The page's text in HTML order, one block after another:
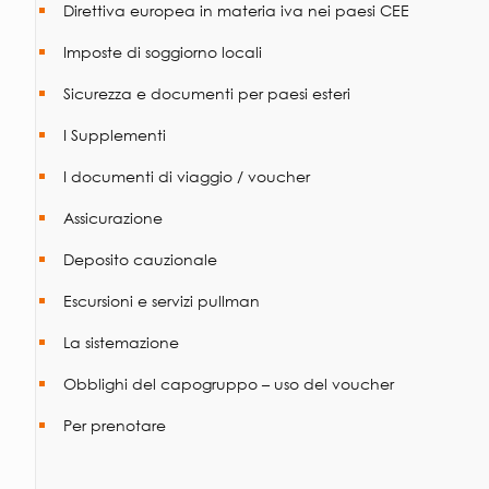
Direttiva europea in materia iva nei paesi CEE
Imposte di soggiorno locali
Sicurezza e documenti per paesi esteri
I Supplementi
I documenti di viaggio / voucher
Assicurazione
Deposito cauzionale
Escursioni e servizi pullman
La sistemazione
Obblighi del capogruppo – uso del voucher
Per prenotare